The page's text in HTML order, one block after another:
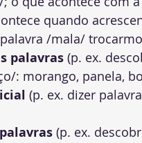
quando
/mala/
palavras (p. ex.
: morango, panela,
(p. ex. dizer
(p. ex.